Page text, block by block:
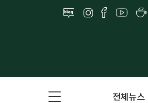
전체뉴스